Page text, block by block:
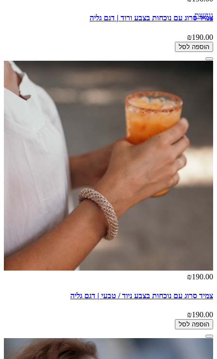
צמיד סרוג עם נוכחות בצבע ורוד | דגם גליה
₪190.00
הוספה לסל
₪190.00
צמיד סרוג עם נוכחות בצבע ניוד / טבעי | דגם גליה
₪190.00
הוספה לסל
נגישות